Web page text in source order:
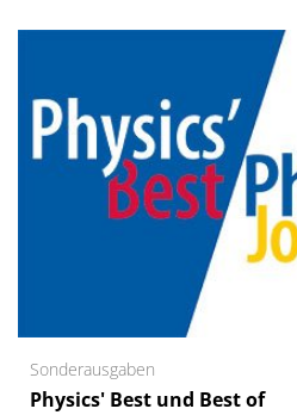
Sonderausgaben
Physics' Best und Best of